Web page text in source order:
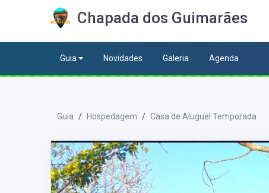
Chapada dos Guimarães
Guia Novidades Galeria Agenda
Guia Hospedagem Casa de Aluguel Temporada